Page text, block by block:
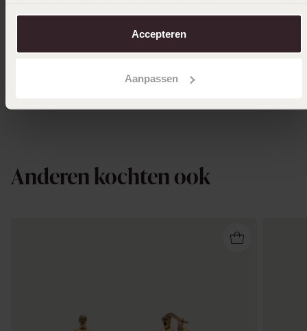
over in onscookiebeleid.
Accepteren
Aanpassen
dames
dames
Anderen kochten ook